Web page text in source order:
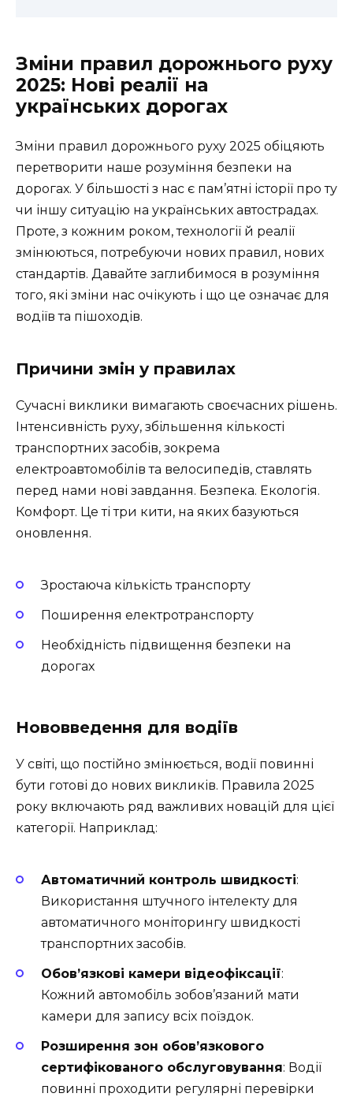
Зміни правил дорожнього руху
2025: Нові реалії на
українських дорогах
Зміни правил дорожнього руху 2025 обіцяють
перетворити наше розуміння безпеки на
дорогах. У більшості з нас є пам’ятні історії про ту
чи іншу ситуацію на українських автострадах.
Проте, з кожним роком, технології й реалії
змінюються, потребуючи нових правил, нових
стандартів. Давайте заглибимося в розуміння
того, які зміни нас очікують і що це означає для
водіїв та пішоходів.
Причини змін у правилах
Сучасні виклики вимагають своєчасних рішень.
Інтенсивність руху, збільшення кількості
транспортних засобів, зокрема
електроавтомобілів та велосипедів, ставлять
перед нами нові завдання. Безпека. Екологія.
Комфорт. Це ті три кити, на яких базуються
оновлення.
Зростаюча кількість транспорту
Поширення електротранспорту
Необхідність підвищення безпеки на
дорогах
Нововведення для водіїв
У світі, що постійно змінюється, водії повинні
бути готові до нових викликів. Правила 2025
року включають ряд важливих новацій для цієї
категорії. Наприклад:
Автоматичний контроль швидкості:
Використання штучного інтелекту для
автоматичного моніторингу швидкості
транспортних засобів.
Обов’язкові камери відеофіксації:
Кожний автомобіль зобов’язаний мати
камери для запису всіх поїздок.
Розширення зон обов’язкового
сертифікованого обслуговування: Водії
повинні проходити регулярні перевірки